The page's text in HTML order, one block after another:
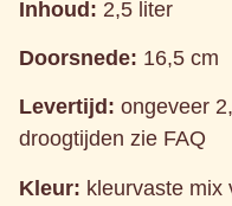
Inhoud: 2,5 liter
Doorsnede: 16,5 cm
Levertijd: ongeveer
droogtijden zie FAQ
Kleur: kleurvaste mix